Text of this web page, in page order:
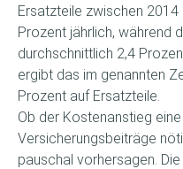
Ersatzteile zwischen
Prozent jährlich, während
durchschnittlich 2,4
ergibt das im genannten
Prozent auf Ersatzteile.
Ob der Kostenanstieg
Versicherungsbeiträge
pauschal vorhersagen.